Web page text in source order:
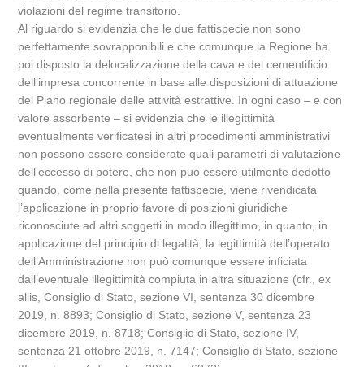
violazioni del regime transitorio.
Al riguardo si evidenzia che le due fattispecie non sono
perfettamente sovrapponibili e che comunque la Regione ha
poi disposto la delocalizzazione della cava e del cementificio
dell’impresa concorrente in base alle disposizioni di attuazione
del Piano regionale delle attività estrattive. In ogni caso – e con
valore assorbente – si evidenzia che le illegittimità
eventualmente verificatesi in altri procedimenti amministrativi
non possono essere considerate quali parametri di valutazione
dell’eccesso di potere, che non può essere utilmente dedotto
quando, come nella presente fattispecie, viene rivendicata
l’applicazione in proprio favore di posizioni giuridiche
riconosciute ad altri soggetti in modo illegittimo, in quanto, in
applicazione del principio di legalità, la legittimità dell’operato
dell’Amministrazione non può comunque essere inficiata
dall’eventuale illegittimità compiuta in altra situazione (cfr., ex
aliis, Consiglio di Stato, sezione VI, sentenza 30 dicembre
2019, n. 8893; Consiglio di Stato, sezione V, sentenza 23
dicembre 2019, n. 8718; Consiglio di Stato, sezione IV,
sentenza 21 ottobre 2019, n. 7147; Consiglio di Stato, sezione